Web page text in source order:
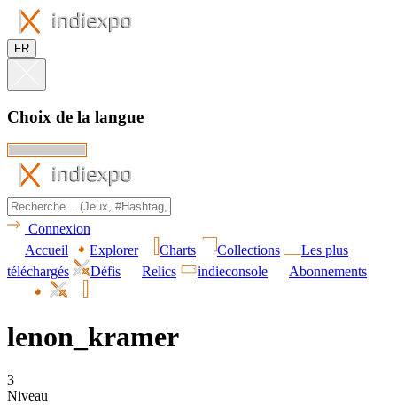
FR
Choix de la langue
Connexion
Accueil
Explorer Charts Collections
Les plus
téléchargés
Défis Relics indieconsole Abonnements
lenon_kramer
3
Niveau